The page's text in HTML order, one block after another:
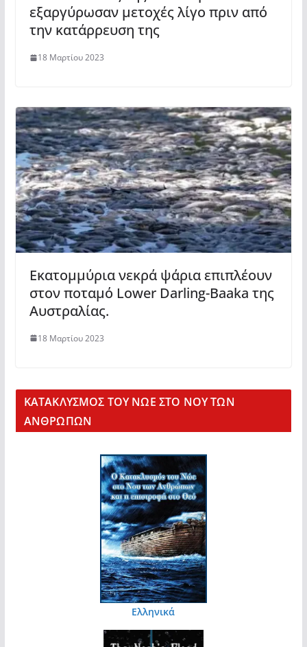
εξαργύρωσαν μετοχές λίγο πριν από
την κατάρρευση της
18 Μαρτίου 2023
Εκατομμύρια νεκρά ψάρια επιπλέουν
στον ποταμό Lower Darling-Baaka της
Αυστραλίας.
18 Μαρτίου 2023
KΑΤΑΚΛΥΣΜΟΣ ΤΟΥ ΝΩΕ ΣΤΟ ΝΟΥ ΤΩΝ
ΑΝΘΡΩΠΩΝ
Ελληνικά